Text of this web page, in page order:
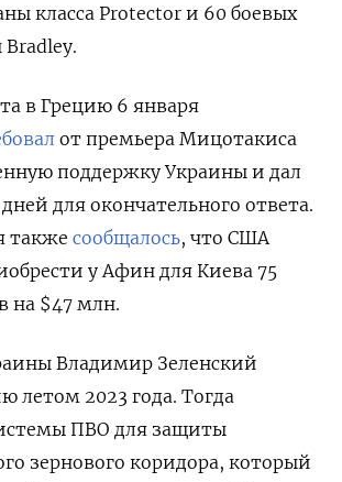
класса Protector и 60 боевых
в Грецию 6 января
от премьера Мицотакиса
поддержку Украины и дал
для окончательного ответа.
также сообщалось, что США
у Афин для Киева 75
на $47 млн.
Владимир Зеленский
летом 2023 года. Тогда
ПВО для защиты
зернового коридора, который